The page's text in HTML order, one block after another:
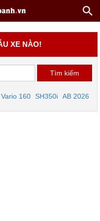
XE NÀO!
Vario 160 SH350i AB 2026